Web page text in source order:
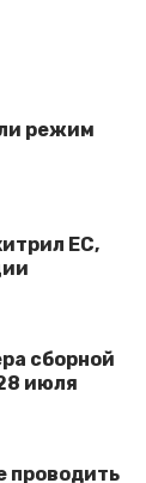
режим
EC,
сборной
июля
проводить